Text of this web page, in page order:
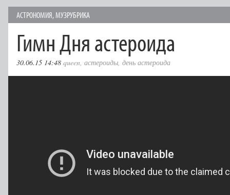
АСТРОНОМИЯ,МУЗРУБРИКА
Гимн Дня астероида
30.06.15 14:48 queen, астероиды, день астероида